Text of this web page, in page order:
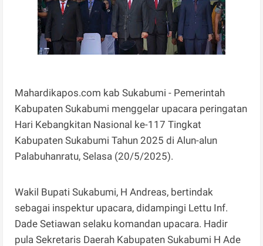
Mahardikapos.com kab Sukabumi - Pemerintah
Kabupaten Sukabumi menggelar upacara peringatan
Hari Kebangkitan Nasional ke-117 Tingkat
Kabupaten Sukabumi Tahun 2025 di Alun-alun
Palabuhanratu, Selasa (20/5/2025).
Wakil Bupati Sukabumi, H Andreas, bertindak
sebagai inspektur upacara, didampingi Lettu Inf.
Dade Setiawan selaku komandan upacara. Hadir
pula Sekretaris Daerah Kabupaten Sukabumi H Ade